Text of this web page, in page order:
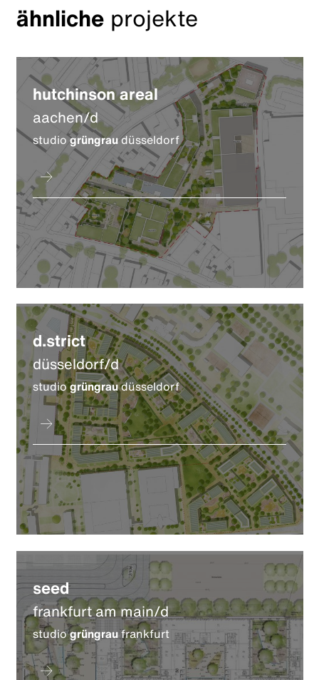
ähnlicheprojekte
hutchinson areal
aachen/d
studiogrüngraudüsseldorf
d.strict
düsseldorf/d
studiogrüngraudüsseldorf
seed
frankfurt am main/d
studiogrüngraufrankfurt